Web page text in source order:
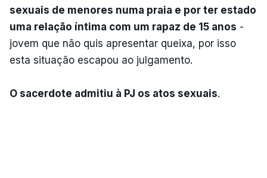
sexuais de menores numa praia e por ter estado
uma relação íntima com um rapaz de 15 anos -
jovem que não quis apresentar queixa, por isso
esta situação escapou ao julgamento.
O sacerdote admitiu à PJ os atos sexuais.